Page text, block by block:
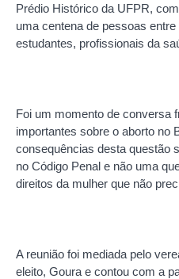
Prédio Histórico da UFPR,
uma centena de pessoas
estudantes, profissionais da
Foi um momento de conversa
importantes sobre o aborto no
consequências desta questão
no Código Penal e não uma
direitos da mulher que não
A reunião foi mediada pelo
eleito, Goura e contou com a